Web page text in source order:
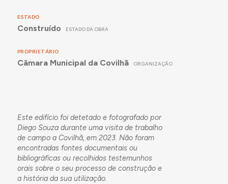
ESTADO
Construído ESTADO DA OBRA
PROPRIETÁRIO
Câmara Municipal da Covilhã ORGANIZAÇÃO
Este edifício foi detetado e fotografado por
Diego Souza durante uma visita de trabalho
de campo a Covilhã, em 2023. Não foram
encontradas fontes documentais ou
bibliográficas ou recolhidos testemunhos
orais sobre o seu processo de construção e
a história da sua utilização.